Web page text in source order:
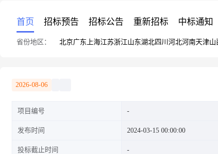
证办理结果的通告
首页 招标预告 招标公告 重新招标 中标通知
省份地区： 北京广东 上海江苏浙江山东湖北四川 河北河南天津山
2026-08-06
项目编号
发布时间 2024-03-15 00:00:00
投标截止时间